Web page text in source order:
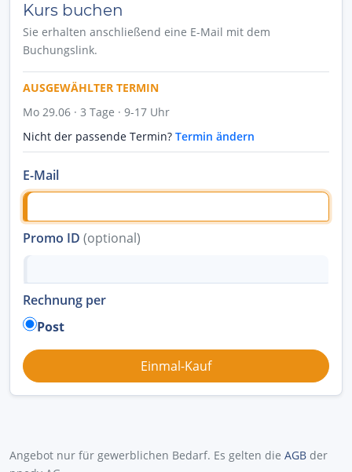
Kurs buchen
Sie erhalten anschließend eine E-Mail mit dem
Buchungslink.
AUSGEWÄHLTER TERMIN
Mo 29.06 · 3 Tage · 9-17 Uhr
Nicht der passende Termin? Termin ändern
E-Mail
Promo ID (optional)
Rechnung per
Post
Angebot nur für gewerblichen Bedarf. Es gelten die AGB der